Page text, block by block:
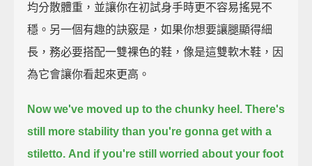
均分散體重，並讓你在初試身手時更不容易搖晃不
穩。另一個有趣的訣竅是，如果你想要讓腿顯得細
長，務必要搭配一雙裸色的鞋，像是這雙軟木鞋，因
為它會讓你看起來更高。
Now we've moved up to the chunky heel. There's
still more stability than you're gonna get with a
stiletto. And if you're still worried about your foot